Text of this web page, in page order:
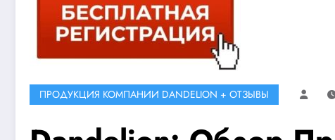
ПРОДУКЦИЯ КОМПАНИИ DANDELION + ОТЗЫВЫ